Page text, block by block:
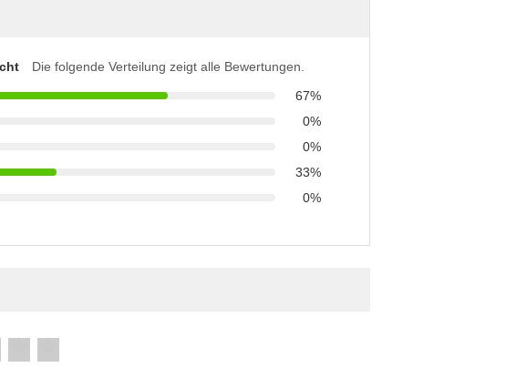
Die folgende Verteilung zeigt alle Bewertungen.
67%
0%
0%
33%
0%